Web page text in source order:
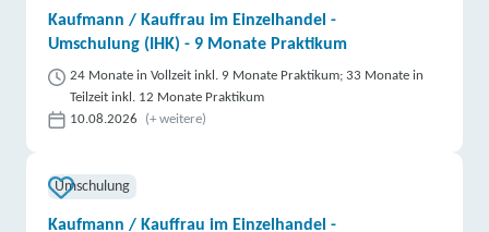
Kaufmann / Kauffrau im Einzelhandel -
Umschulung (IHK) - 9 Monate Praktikum
24 Monate in Vollzeit inkl. 9 Monate Praktikum; 33 Monate in
Teilzeit inkl. 12 Monate Praktikum
10.08.2026
(+ weitere)
Umschulung
Kaufmann / Kauffrau im Einzelhandel -